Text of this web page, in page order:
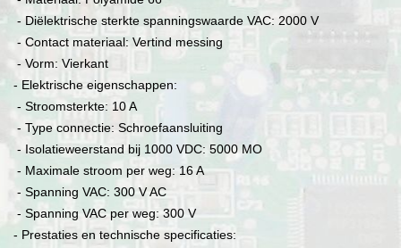
- Diëlektrische sterkte spanningswaarde VAC: 2000 V
- Contact materiaal: Vertind messing
- Vorm: Vierkant
- Elektrische eigenschappen:
- Stroomsterkte: 10 A
- Type connectie: Schroefaansluiting
- Isolatieweerstand bij 1000 VDC: 5000 MO
- Maximale stroom per weg: 16 A
- Spanning VAC: 300 V AC
- Spanning VAC per weg: 300 V
- Prestaties en technische specificaties: